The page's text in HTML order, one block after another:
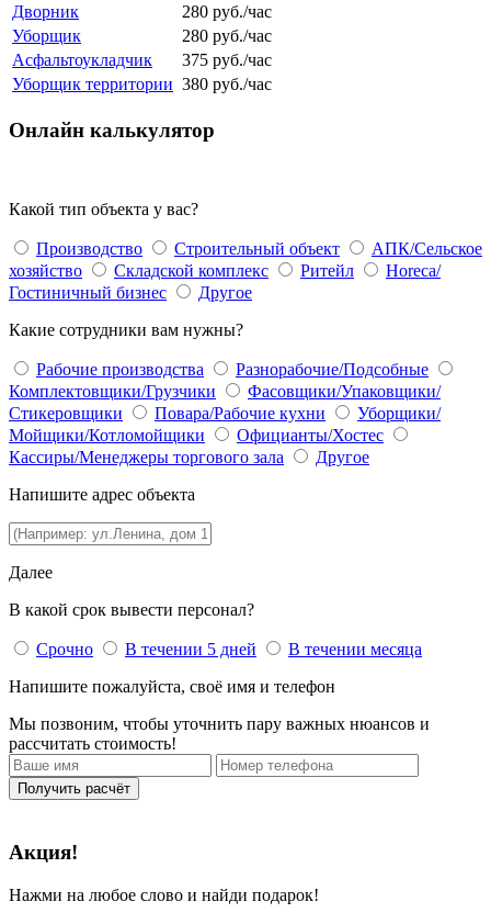
Дворник
280 руб./час
Уборщик
280 руб./час
Асфальтоукладчик
375 руб./час
Уборщик территории 380 руб./час
Онлайн калькулятор
Какой тип объекта у вас?
Производство Строительный объект
АПК/Сельское
хозяйство
Складской комплекс Ритейл
Horeca/
Гостиничный бизнес
Другое
Какие сотрудники вам нужны?
Рабочие производства
Разнорабочие/Подсобные
Комплектовщики/Грузчики
Фасовщики/Упаковщики/
Стикеровщики
Повара/Рабочие кухни
Уборщики/
Мойщики/Котломойщики
Официанты/Хостес
Кассиры/Менеджеры торгового зала
Другое
Напишите адрес объекта
Далее
В какой срок вывести персонал?
Срочно В течении 5 дней
В течении месяца
Напишите пожалуйста, своё имя и телефон
Мы позвоним, чтобы уточнить пару важных нюансов и
рассчитать стоимость!
Получить расчёт
Акция!
Нажми на любое слово и найди подарок!